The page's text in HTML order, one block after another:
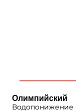
Олимпийский
Водопонижение